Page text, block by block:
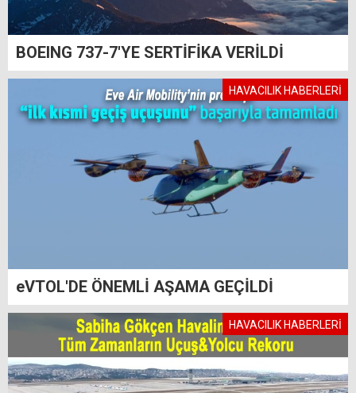
BOEING 737-7'YE SERTİFİKA VERİLDİ
HAVACILIK HABERLERİ
eVTOL'DE ÖNEMLİ AŞAMA GEÇİLDİ
HAVACILIK HABERLERİ